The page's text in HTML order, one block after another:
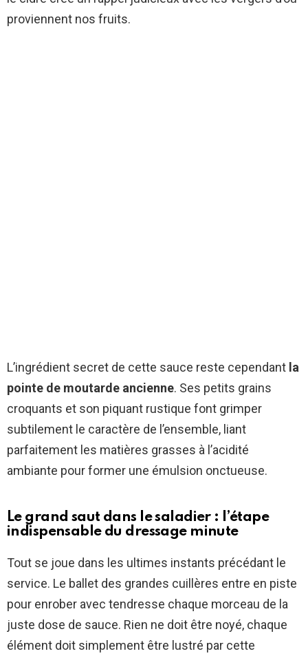
proviennent nos fruits.
L’ingrédient secret de cette sauce reste cependant la
pointe de moutarde ancienne. Ses petits grains
croquants et son piquant rustique font grimper
subtilement le caractère de l’ensemble, liant
parfaitement les matières grasses à l’acidité
ambiante pour former une émulsion onctueuse.
Le grand saut dans le saladier : l’étape
indispensable du dressage minute
Tout se joue dans les ultimes instants précédant le
service. Le ballet des grandes cuillères entre en piste
pour enrober avec tendresse chaque morceau de la
juste dose de sauce. Rien ne doit être noyé, chaque
élément doit simplement être lustré par cette